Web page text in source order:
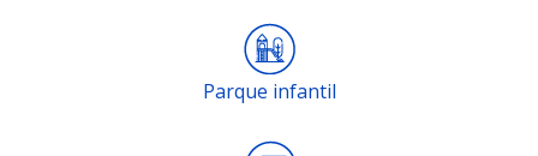
Parque infantil